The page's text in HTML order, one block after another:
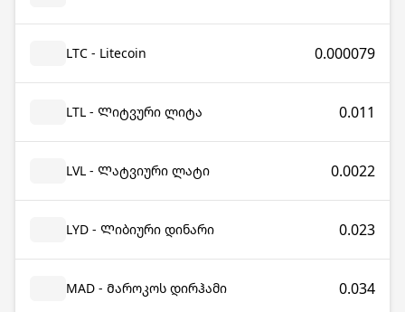
LTC - Litecoin 0.000079
LTL - Ლიტვური ლიტა 0.011
LVL - Ლატვიური ლატი 0.0022
LYD - Ლიბიური დინარი 0.023
MAD - Მაროკოს დირჰამი 0.034